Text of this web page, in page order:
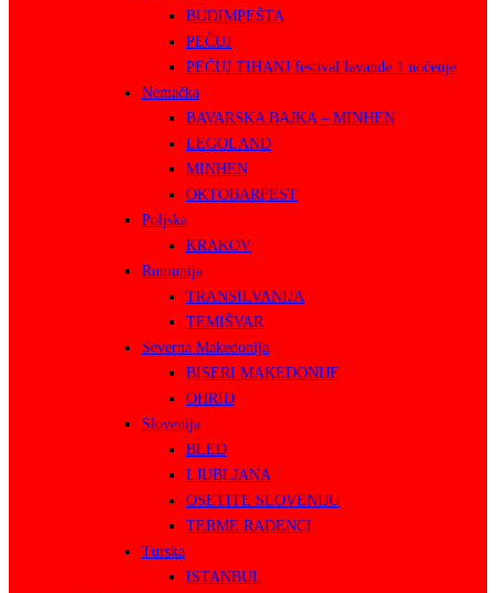
BUDIMPEŠTA
PEČUJ
PEČUJ TIHANJ festival lavande 1 noćenje
Nemačka
BAVARSKA BAJKA – MINHEN
LEGOLAND
MINHEN
OKTOBARFEST
Poljska
KRAKOV
Rumunija
TRANSILVANIJA
TEMIŠVAR
Severna Makedonija
BISERI MAKEDONIJE
OHRID
Slovenija
BLED
LJUBLJANA
OSETITE SLOVENIJU
TERME RADENCI
Turska
ISTANBUL